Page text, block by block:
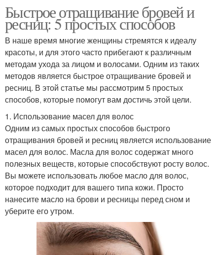
Быстрое отращивание бровей и
ресниц: 5 простых способов
В наше время многие женщины стремятся к идеалу
красоты, и для этого часто прибегают к различным
методам ухода за лицом и волосами. Одним из таких
методов является быстрое отращивание бровей и
ресниц. В этой статье мы рассмотрим 5 простых
способов, которые помогут вам достичь этой цели.
1. Использование масел для волос
Одним из самых простых способов быстрого
отращивания бровей и ресниц является использование
масел для волос. Масла для волос содержат много
полезных веществ, которые способствуют росту волос.
Вы можете использовать любое масло для волос,
которое подходит для вашего типа кожи. Просто
нанесите масло на брови и ресницы перед сном и
уберите его утром.